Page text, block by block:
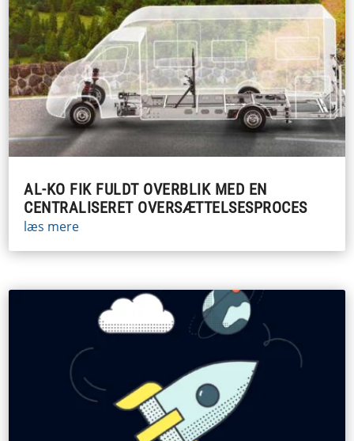
AL-KO FIK FULDT OVERBLIK MED EN
CENTRALISERET OVERSÆTTELSESPROCES
læs mere